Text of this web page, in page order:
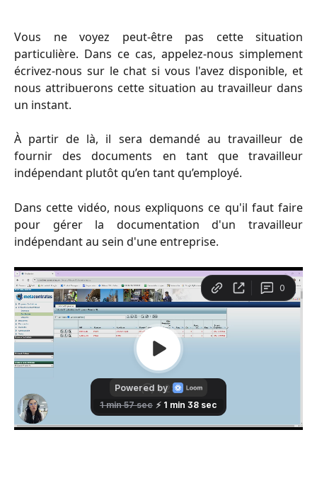
Vous ne voyez peut-être pas cette situation
particulière. Dans ce cas, appelez-nous simplement
écrivez-nous sur le chat si vous l'avez disponible, et
nous attribuerons cette situation au travailleur dans
un instant.
À partir de là, il sera demandé au travailleur de
fournir des documents en tant que travailleur
indépendant plutôt qu’en tant qu’employé.
Dans cette vidéo, nous expliquons ce qu'il faut faire
pour gérer la documentation d'un travailleur
indépendant au sein d'une entreprise.